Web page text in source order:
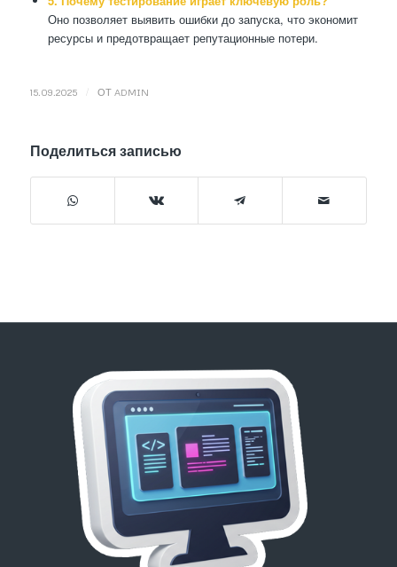
Оно позволяет выявить ошибки до запуска, что экономит
ресурсы и предотвращает репутационные потери.
15.09.2025 ОТ ADMIN
Поделиться записью